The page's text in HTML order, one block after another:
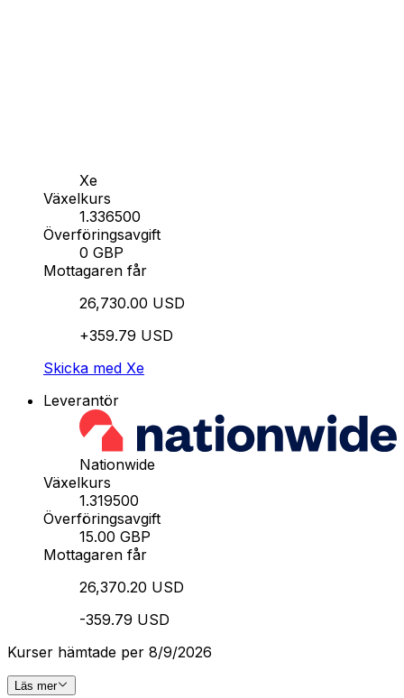
Xe
Växelkurs
1.336500
Överföringsavgift
0 GBP
Mottagaren får
26,730.00 USD
+359.79 USD
Skicka med Xe
Leverantör
Nationwide
Växelkurs
1.319500
Överföringsavgift
15.00 GBP
Mottagaren får
26,370.20 USD
-359.79 USD
Kurser hämtade per 8/9/2026
Läs mer